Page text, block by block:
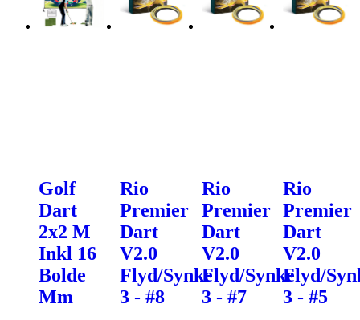
Golf
Dart
2x2 M
Inkl 16
Bolde
Mm
Rio
Premier
Dart
V2.0
Flyd/Synke
3 - #8
Rio
Premier
Dart
V2.0
Flyd/Synke
3 - #7
Rio
Premier
Dart
V2.0
Flyd/
3 - #5